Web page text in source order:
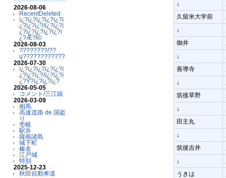
2026-08-06
RecentDeleted
ï¿?ï¿?ï¿?ï¿?ï¿?ï
¿?ï¿?ï¿?/ï¿?ï¿?ï
¿?ï¿?ï¿?ï¿?ï¿?ï
¿?Æ?Ï©
2026-08-03
????????/??
ų????????????
2026-07-30
ï¿?ï¿?ï¿?ï¿?ï¿?ï
¿?ï¿?ï¿?/ï¿?ï¿?ï
¿?Ý?ï¿?ï¿?ï¿?
2026-05-05
コメント/三江線
2026-03-09
相馬
高速道路 de 国盗
り
壱岐
駅弁
薩南諸島
城下町
榛名
江戸城
特別
2025-12-23
秋田自動車道
↓
久留米大学前
↓
御井
↓
善導寺
↓
筑後草野
↓
田主丸
↓
筑後吉井
↓
うきは